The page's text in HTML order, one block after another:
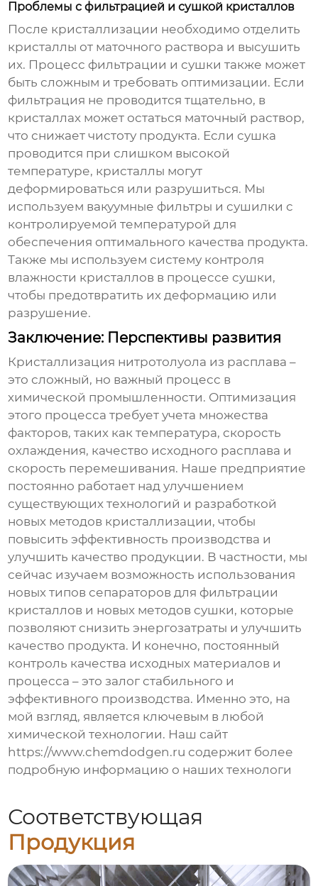
Проблемы с фильтрацией и сушкой кристаллов
После кристаллизации необходимо отделить
кристаллы от маточного раствора и высушить
их. Процесс фильтрации и сушки также может
быть сложным и требовать оптимизации. Если
фильтрация не проводится тщательно, в
кристаллах может остаться маточный раствор,
что снижает чистоту продукта. Если сушка
проводится при слишком высокой
температуре, кристаллы могут
деформироваться или разрушиться. Мы
используем вакуумные фильтры и сушилки с
контролируемой температурой для
обеспечения оптимального качества продукта.
Также мы используем систему контроля
влажности кристаллов в процессе сушки,
чтобы предотвратить их деформацию или
разрушение.
Заключение: Перспективы развития
Кристаллизация нитротолуола из расплава –
это сложный, но важный процесс в
химической промышленности. Оптимизация
этого процесса требует учета множества
факторов, таких как температура, скорость
охлаждения, качество исходного расплава и
скорость перемешивания. Наше предприятие
постоянно работает над улучшением
существующих технологий и разработкой
новых методов кристаллизации, чтобы
повысить эффективность производства и
улучшить качество продукции. В частности, мы
сейчас изучаем возможность использования
новых типов сепараторов для фильтрации
кристаллов и новых методов сушки, которые
позволяют снизить энергозатраты и улучшить
качество продукта. И конечно, постоянный
контроль качества исходных материалов и
процесса – это залог стабильного и
эффективного производства. Именно это, на
мой взгляд, является ключевым в любой
химической технологии. Наш сайт
https://www.chemdodgen.ru содержит более
подробную информацию о наших технологи
Соответствующая
Продукция